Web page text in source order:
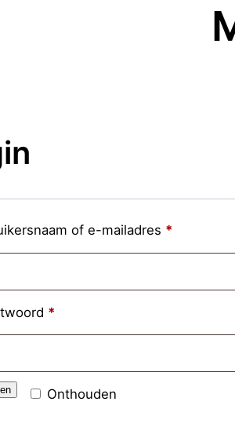
of e-mailadres *
*
Onthouden